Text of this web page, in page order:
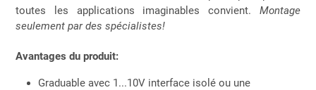
toutes les applications imaginables convient.Montage
seulement par des spécialistes!
Avantages du produit:
Graduable avec 1...10V interface isolé ou une